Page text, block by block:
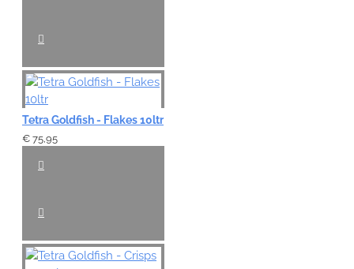
Tetra Goldfish - Flakes 10ltr
€ 75,95